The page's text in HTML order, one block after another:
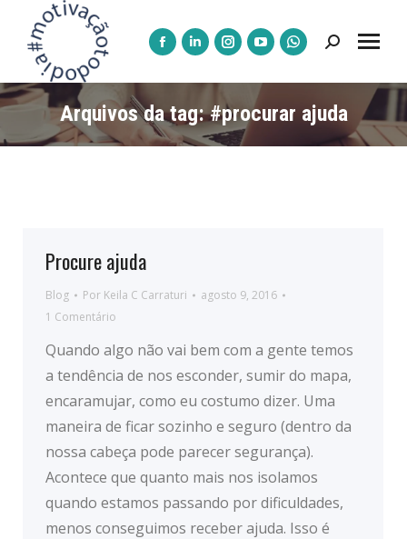
A
página
Facebook
abre
A
página
LinkedIn
abre
A
página
Instagram
abre
A
página
YouTube
A
página
WhatsApp
Pesquisar:
Arquivos da tag:#procurar ajuda
Procure ajuda
Blog Por Keila C Carraturi
agosto 9, 2016
1 Comentário
Quando algo não vai bem com a gente temos
a tendência de nos esconder, sumir do mapa,
encaramujar, como eu costumo dizer. Uma
maneira de ficar sozinho e seguro (dentro da
nossa cabeça pode parecer segurança).
Acontece que quanto mais nos isolamos
quando estamos passando por dificuldades,
menos conseguimos receber ajuda. Isso é